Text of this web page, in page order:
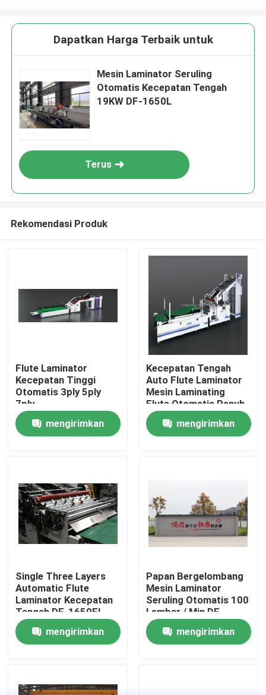
Produk
Tentang Kami
Kontrol Kualitas
Hubungi Kami
Berita
Kasus-kasus
Mesin Laminator Seruling
Dapatkan Harga Terbaik untuk
Mesin Laminator Seruling
Otomatis Kecepatan Tengah
19KW DF-1650L
Terus
Rekomendasi Produk
Flute Laminator
Kecepatan Tinggi
Otomatis 3ply 5ply
7ply
mengirimkan
Kecepatan Tengah
Auto Flute Laminator
Mesin Laminating
Flute Otomatis Penuh
mengirimkan
Single Three Layers
Automatic Flute
Laminator Kecepatan
Tengah DF-1650EL
mengirimkan
Papan Bergelombang
Mesin Laminator
Seruling Otomatis 100
Lembar / Min DF-
1450S
mengirimkan